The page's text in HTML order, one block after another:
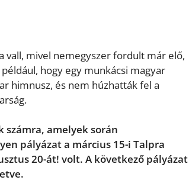
vall, mivel nemegyszer fordult már elő,
hogy egy munkácsi magyar
himnusz, és nem húzhatták fel a
amelyek során
pályázat a március 15-i Talpra
20-át! volt. A következő pályázat